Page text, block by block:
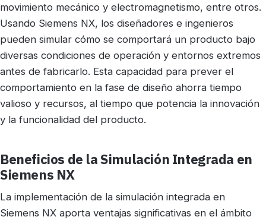
movimiento mecánico y electromagnetismo, entre otros.
Usando Siemens NX, los diseñadores e ingenieros
pueden simular cómo se comportará un producto bajo
diversas condiciones de operación y entornos extremos
antes de fabricarlo. Esta capacidad para prever el
comportamiento en la fase de diseño ahorra tiempo
valioso y recursos, al tiempo que potencia la innovación
y la funcionalidad del producto.
Beneficios de la Simulación Integrada en
Siemens NX
La implementación de la simulación integrada en
Siemens NX aporta ventajas significativas en el ámbito